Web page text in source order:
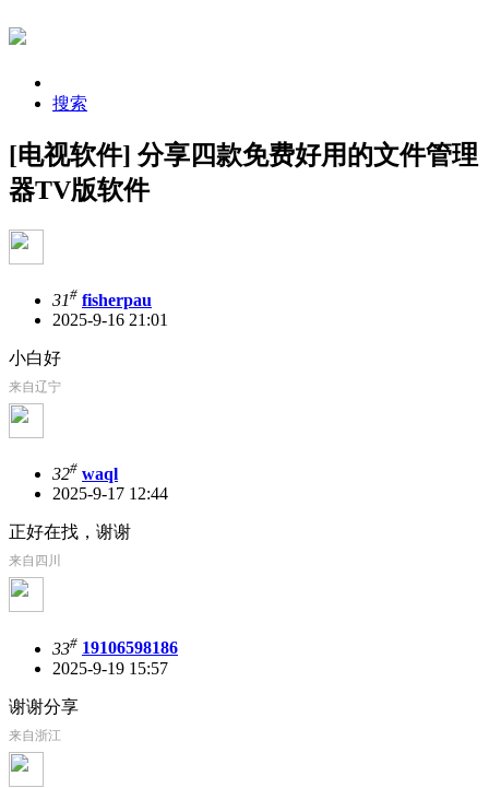
搜索
[电视软件] 分享四款免费好用的文件管理
器TV版软件
31# fisherpau
2025-9-16 21:01
小白好
来自辽宁
32# waql
2025-9-17 12:44
正好在找，谢谢
来自四川
33# 19106598186
2025-9-19 15:57
谢谢分享
来自浙江